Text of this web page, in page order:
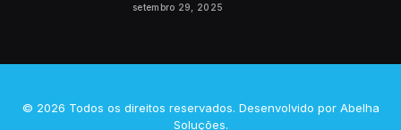
setembro 29, 2025
© 2026 Todos os direitos reservados. Desenvolvido por Abelha
Soluções.